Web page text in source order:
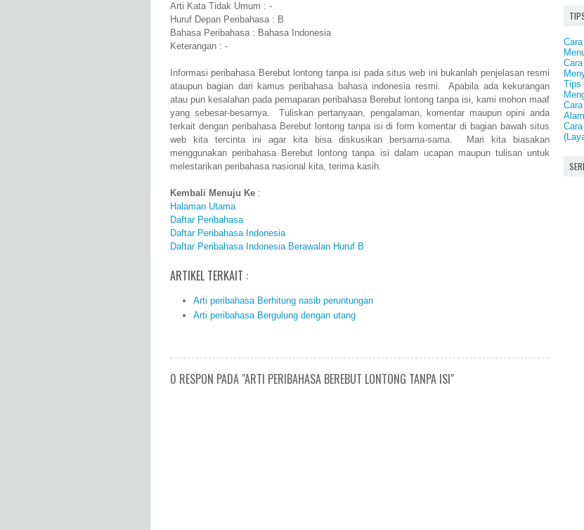
Arti Kata Tidak Umum : -
Huruf Depan Peribahasa : B
Bahasa Peribahasa : Bahasa Indonesia
Keterangan : -
Informasi peribahasa Berebut lontong tanpa isi pada situs web ini bukanlah penjelasan resmi
ataupun bagian dari kamus peribahasa bahasa indonesia resmi. Apabila ada kekurangan
atau pun kesalahan pada pemaparan peribahasa Berebut lontong tanpa isi, kami mohon maaf
yang sebesar-besarnya. Tuliskan pertanyaan, pengalaman, komentar maupun opini anda
terkait dengan peribahasa Berebut lontong tanpa isi di form komentar di bagian bawah situs
web kita tercinta ini agar kita bisa diskusikan bersama-sama. Mari kita biasakan
menggunakan peribahasa Berebut lontong tanpa isi dalam ucapan maupun tulisan untuk
melestarikan peribahasa nasional kita, terima kasih.
Kembali Menuju Ke :
Halaman Utama
Daftar Peribahasa
Daftar Peribahasa Indonesia
Daftar Peribahasa Indonesia Berawalan Huruf B
ARTIKEL TERKAIT :
Arti peribahasa Berhitung nasib peruntungan
Arti peribahasa Bergulung dengan utang
0 RESPON PADA "ARTI PERIBAHASA BEREBUT LONTONG TANPA ISI"
Tips